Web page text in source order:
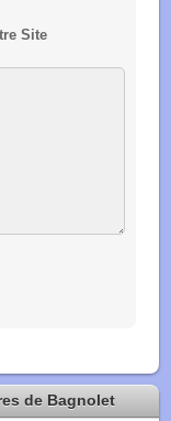
Site
de Bagnolet